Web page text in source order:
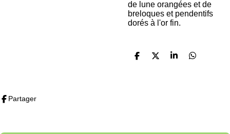
de lune orangées et de
breloques et pendentifs
dorés à l'or fin.
P
P
P
P
Partager